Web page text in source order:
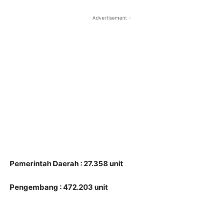
- Advertisement -
Pemerintah Daerah : 27.358 unit
Pengembang : 472.203 unit